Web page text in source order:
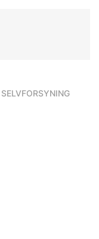
SELVFORSYNING